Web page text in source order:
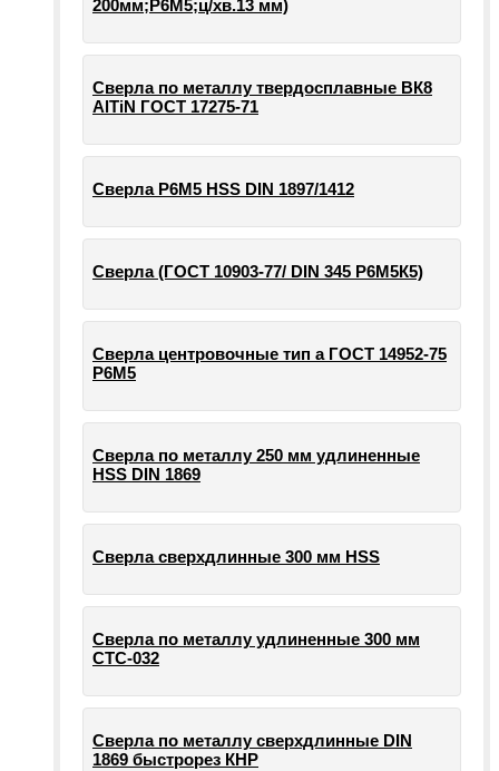
200мм;Р6М5;ц/хв.13 мм)
Сверла по металлу твердосплавные ВК8
AlTiN ГОСТ 17275-71
Сверла Р6М5 HSS DIN 1897/1412
Сверла (ГОСТ 10903-77/ DIN 345 Р6М5К5)
Сверла центровочные тип а ГОСТ 14952-75
Р6М5
Сверла по металлу 250 мм удлиненные
HSS DIN 1869
Сверла сверхдлинные 300 мм HSS
Сверла по металлу удлиненные 300 мм
СТС-032
Сверла по металлу сверхдлинные DIN
1869 быстрорез КНР